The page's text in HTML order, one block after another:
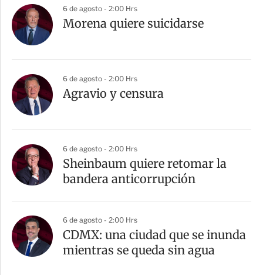
6 de agosto - 2:00 Hrs
Morena quiere suicidarse
6 de agosto - 2:00 Hrs
Agravio y censura
6 de agosto - 2:00 Hrs
Sheinbaum quiere retomar la
bandera anticorrupción
6 de agosto - 2:00 Hrs
CDMX: una ciudad que se inunda
mientras se queda sin agua